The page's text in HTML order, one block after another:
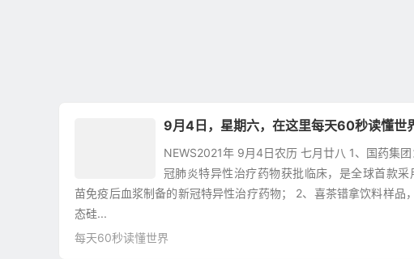
9月4日，星期六，在这里每天60秒读懂世
NEWS2021年 9月4日农历 七月廿八 1、国药集
冠肺炎特异性治疗药物获批临床，是全球首款采
苗免疫后血浆制备的新冠特异性治疗药物； 2、喜茶错拿饮料样品
态硅...
每天60秒读懂世界